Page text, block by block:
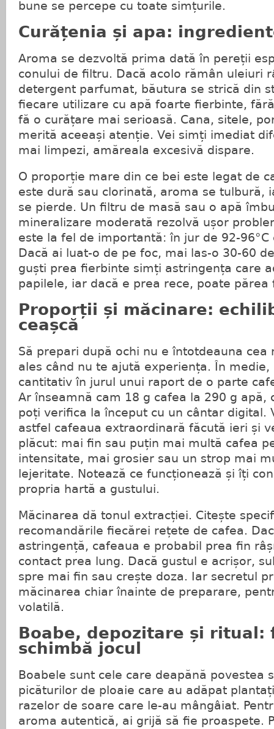
bune se percepe cu toate simțurile.
Curățenia și apa:
Aroma se dezvoltă prima dată în pereții
conului de filtru. Dacă acolo rămân uleiuri
detergent parfumat, băutura se strică din
fiecare utilizare cu apă foarte fierbinte,
fă o curățare mai serioasă. Cana, sitele,
merită aceeași atenție. Vei simți imediat
mai limpezi, amăreala excesivă dispare.
O proporție mare din ce bei este legat de
este dură sau clorinată, aroma se tulbură,
se pierde. Un filtru de masă sau o apă
mineralizare moderată rezolvă ușor
este la fel de importantă: în jur de 92-96°C
Dacă ai luat-o de pe foc, mai las-o 30-60
guști prea fierbinte simți astringența care
papilele, iar dacă e prea rece, poate părea
Proporții și măcinare:
ceașcă
Să prepari după ochi nu e întotdeauna cea
ales când nu te ajută experiența. În
cantitativ în jurul unui raport de o parte
Ar înseamnă cam 18 g cafea la 290 g apă,
poți verifica la început cu un cântar digital.
astfel cafeaua extraordinară făcută ieri și
plăcut: mai fin sau puțin mai multă cafea
intensitate, mai grosier sau un strop mai
lejeritate. Notează ce funcționează și îți
propria hartă a gustului.
Măcinarea dă tonul extracției. Citește
recomandările fiecărei rețete de cafea.
astringență, cafeaua e probabil prea fin
contact prea lung. Dacă gustul e acrișor,
spre mai fin sau crește doza. Iar secretul
măcinarea chiar înainte de preparare,
volatilă.
Boabe, depozitare și ritual:
schimbă jocul
Boabele sunt cele care deapănă povestea
picăturilor de ploaie care au adăpat
razelor de soare care le-au mângâiat.
aroma autentică, ai grijă să fie proaspete.